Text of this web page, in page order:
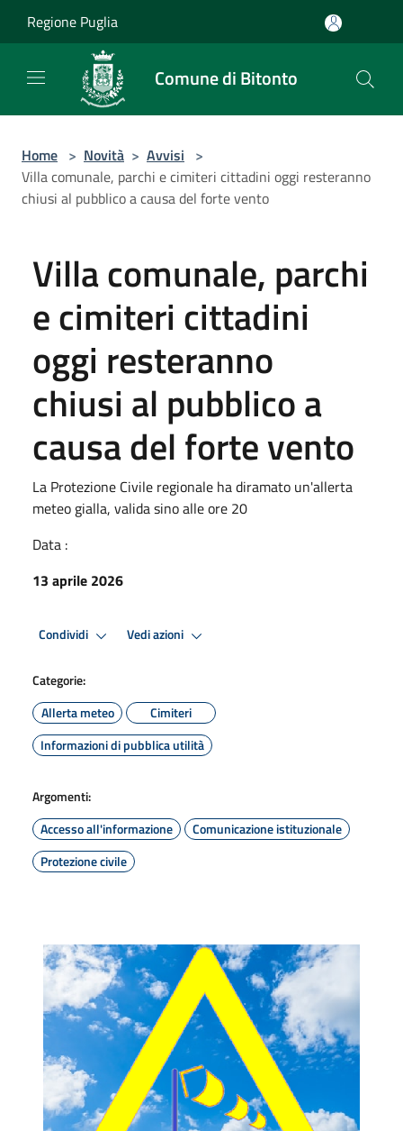
Regione Puglia
Comune di Bitonto
Home > Novità > Avvisi >
Villa comunale, parchi e cimiteri cittadini oggi resteranno
chiusi al pubblico a causa del forte vento
Villa comunale, parchi
e cimiteri cittadini
oggi resteranno
chiusi al pubblico a
causa del forte vento
La Protezione Civile regionale ha diramato un'allerta
meteo gialla, valida sino alle ore 20
Data :
13 aprile 2026
Condividi Vedi azioni
Categorie:
Allerta meteo
Cimiteri
Informazioni di pubblica utilità
Argomenti:
Accesso all'informazione
Comunicazione istituzionale
Protezione civile